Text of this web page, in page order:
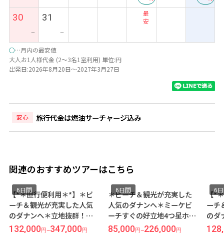
最
安
30
ー
31
ー
○…月内の最安値
大人お1人様代金 (2～3名1室利用) 単位:円
出発日:2026年8月20日～2027年3月27日
安心 旅行代金は燃油サーチャージ込み
関連のおすすめツアーはこちら
【*＊直行便利用＊*】＊ビ
ーチ＆観光が充実した人気
のダナンへ＊立地抜群！ノ
ンヌオックビーチ目の前
『メリア ダナン』宿泊 ダナ
6日間
132,000 円~347,000 円
＊ビーチ＆観光が充実した
人気のダナンへ＊ミーケビ
ーチすぐの好立地4つ星ホテ
ル『アラカルトダナン』宿
泊 ダナン 3泊6日間【羽田 深
6日間
85,000 円~226,000 円
【*
ーチ
のダ
上バ
『
6